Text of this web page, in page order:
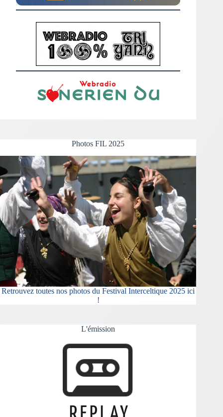
Photos FIL 2025
Retrouvez toutes nos photos du Festival Interceltique 2025 ici
!
L'émission